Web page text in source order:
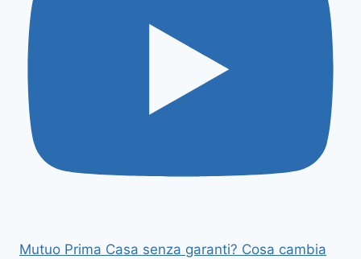
Mutuo Prima Casa senza garanti? Cosa cambia